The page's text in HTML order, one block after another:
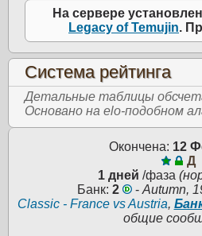
На сервере
Legacy of Temujin.
Система рейтинга
Детальные таблицы
Основано на elo-подобном
Окончена: 12
Д
1 дней /фаза
Банк: 2 - Autumn,
Classic - France vs Austria,
общие